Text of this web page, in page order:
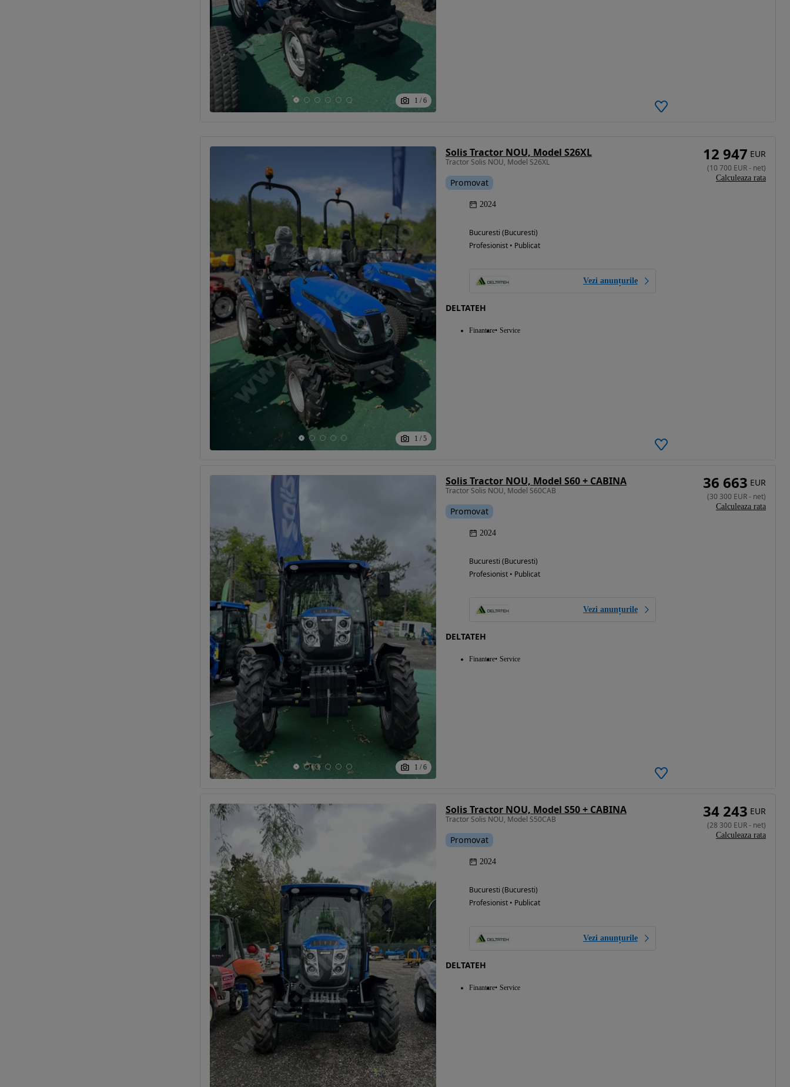
1 / 6
1 / 5
Solis Tractor NOU, Model S26XL
Tractor Solis NOU, Model S26XL
Promovat
2024
Bucuresti (Bucuresti)
Profesionist • Publicat
Vezi anunțurile
DELTATEH
Finantare Service
12 947 EUR
(10 700 EUR- net)
Calculeaza rata
1 / 6
Solis Tractor NOU, Model S60 + CABINA
Tractor Solis NOU, Model S60CAB
Promovat
2024
Bucuresti (Bucuresti)
Profesionist • Publicat
Vezi anunțurile
DELTATEH
Finantare Service
36 663 EUR
(30 300 EUR- net)
Calculeaza rata
Solis Tractor NOU, Model S50 + CABINA
Tractor Solis NOU, Model S50CAB
Promovat
2024
Bucuresti (Bucuresti)
Profesionist • Publicat
Vezi anunțurile
DELTATEH
Finantare Service
34 243 EUR
(28 300 EUR- net)
Calculeaza rata